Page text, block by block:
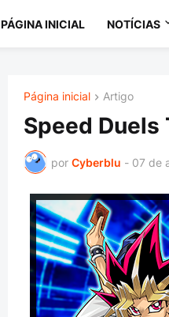
PÁGINA INICIAL NOTÍCIAS
Página inicial Artigo
Speed Duels
por Cyberblu - 07 de